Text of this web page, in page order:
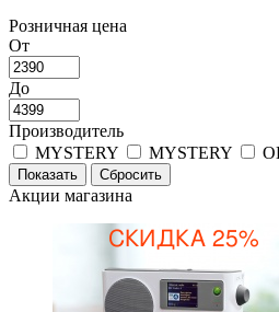
Розничная цена
От
До
Производитель
MYSTERY
MYSTERY
Акции магазина